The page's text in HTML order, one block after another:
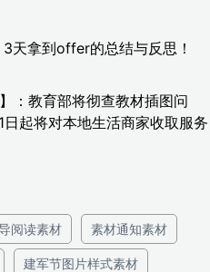
天拿到offer的总结与反思！
】：教育部将彻查教材插图问
起将对本地生活商家收取服务
阅读素材 素材通知素材
建军节图片样式素材